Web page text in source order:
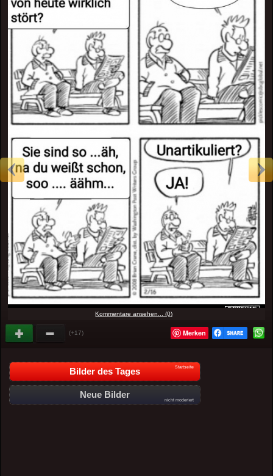
Kommentare ansehen... (0)
(+17) Merken
Bilder des Tages Startseite
Neue Bilder
nicht moderiert